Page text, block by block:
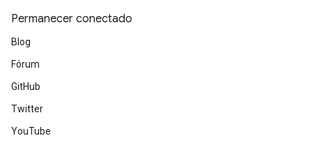
Permanecer conectado
Blog
Fórum
GitHub
Twitter
YouTube